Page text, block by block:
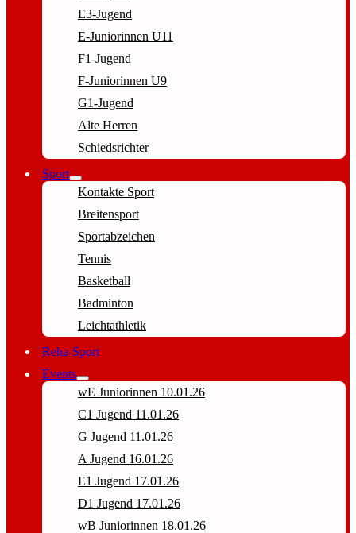
E3-Jugend
E-Juniorinnen U11
F1-Jugend
F-Juniorinnen U9
G1-Jugend
Alte Herren
Schiedsrichter
Sport
Kontakte Sport
Breitensport
Sportabzeichen
Tennis
Basketball
Badminton
Leichtathletik
Reha-Sport
Events
wE Juniorinnen 10.01.26
C1 Jugend 11.01.26
G Jugend 11.01.26
A Jugend 16.01.26
E1 Jugend 17.01.26
D1 Jugend 17.01.26
wB Juniorinnen 18.01.26